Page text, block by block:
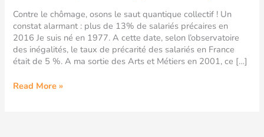
Contre le chômage, osons le saut quantique collectif ! Un
constat alarmant : plus de 13% de salariés précaires en
2016 Je suis né en 1977. A cette date, selon l’observatoire
des inégalités, le taux de précarité des salariés en France
était de 5 %. A ma sortie des Arts et Métiers en 2001, ce […]
Again
Read More »